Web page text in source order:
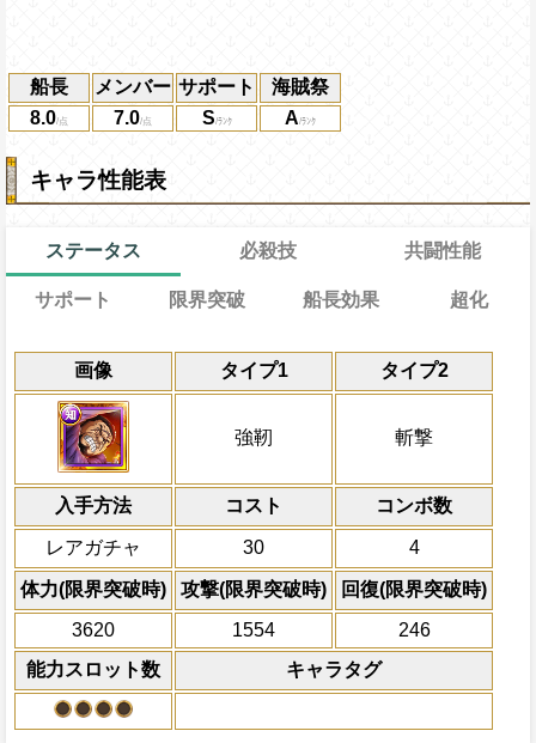
船長 メンバー サポート
海賊祭
8.0
7.0 S A
キャラ性能表
ステータス
画像 タイプ1 タイプ2
強靭 斬撃
入手方法 コスト コンボ数
レアガチャ 30 4
体力(限界突破時) 攻撃(限界突破時)
回復(限界突破時)
3620
1554
246
能力スロット数
キャラタグ
必殺技
通常 19→13ターン
限界突破
通常時
一味にかかっている船長効果無効状態を
ーン減らし、1ターンの間チェイン係数が
が船員の時は1ターンの間自分と船長を
でき、一味に全属性がいる時、一味にか
ン係数加算効果(増加は対象外)をさらに
の効果は必殺技のチェイン係数加算状態
上限突破
共闘性能
共闘性能
船長効果
冒険開始時の必殺タ
キャラの攻撃を
にし、他の属性キャ
必殺技
ターン数：11
敵全体の攻撃を3タ
全体にかかっている
ン減らす
アクション
2ターンの間敵全体の
を30%下げ、斬撃タ
げる
サポート
効果
自分の基礎ステータスの7%をサポート対
ステータスに上乗せし、サポート対象キ
攻撃成功で敵全体にかかっているダメー
対象
赤犬 青キジ 黄猿 センゴク
限界突破
力
習得する効果
一味に全属性がいる時、一味は
ロット扱いになる
一味に全属性がいる時、このキャラが
状態でタップした時、1ターンの間敵
速・心属性耐性を10%下げる
スロット封じを5ターン回復する
条件：一味に攻撃・スロット強化の
る時
効果：1ターンの間自分の基礎攻撃力
(必殺技効果と重複可能)
船長効果
通常時
一味の体力を1.5倍、一味は[知][連]スロッ
ト扱いになり、一味に全属性がいる時、
倍、冒険途中で船長となっている時は一
Lv上限突破
超化
効果
1ターンの間自分の通常攻撃による属性相
倍、一味にかかっている船長入れ替え効
ができ、知属性を超知属性に属性超化さ
発動条件
一味にセンゴク、赤犬、黄猿、青キジ、
のキャラがいる時(サポートキャラを除く)